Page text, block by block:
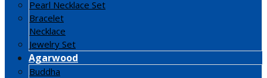
Pearl Necklace Set
Bracelet
Necklace
Jewelry Set
Agarwood
Buddha